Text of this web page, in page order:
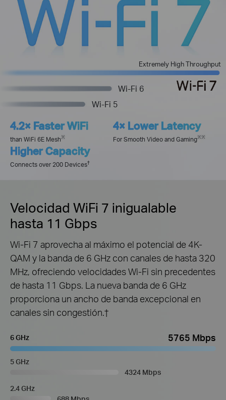
Extremely High Throughput
Wi-Fi 6
Wi-Fi 5
4.2× Faster WiFi
than WiFi 6E Mesh※
4× Lower Latency
For Smooth Video and Gaming※※
Higher Capacity
Connects over 200 Devices†
Velocidad WiFi 7 inigualable
hasta 11 Gbps
Wi-Fi 7 aprovecha al máximo el potencial de 4K-
QAM y la banda de 6 GHz con canales de hasta 320
MHz, ofreciendo velocidades Wi-Fi sin precedentes
de hasta 11 Gbps. La nueva banda de 6 GHz
proporciona un ancho de banda excepcional en
canales sin congestión.†
6 GHz 5765 Mbps
5 GHz
4324 Mbps
2.4 GHz